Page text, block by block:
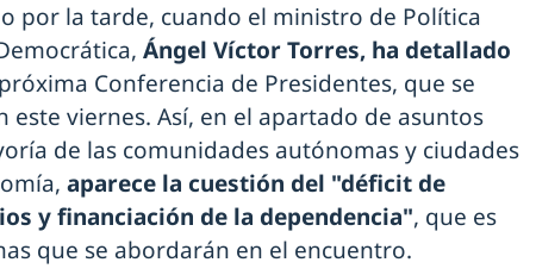
por la tarde, cuando el ministro de Política
Ángel Víctor Torres, ha detallado
Conferencia de Presidentes, que se
este viernes. Así, en el apartado de asuntos
de las comunidades autónomas y ciudades
aparece la cuestión del "déficit de
y financiación de la dependencia", que es
que se abordarán en el encuentro.